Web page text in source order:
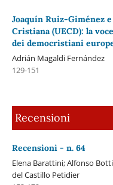
Joaquín Ruiz-Giménez
Cristiana (UECD): la
dei democristiani
Adrián Magaldi Fernández
129-151
Recensioni
Recensioni - n. 64
Elena Barattini; Alfonso
del Castillo Petidier